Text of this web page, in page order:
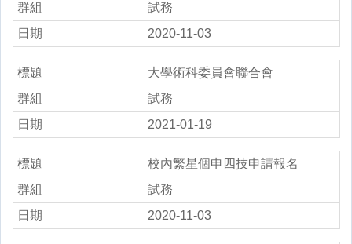
試務
2020-11-03
大學術科委員會聯合會
試務
2021-01-19
校內繁星個申四技申請報名
試務
2020-11-03